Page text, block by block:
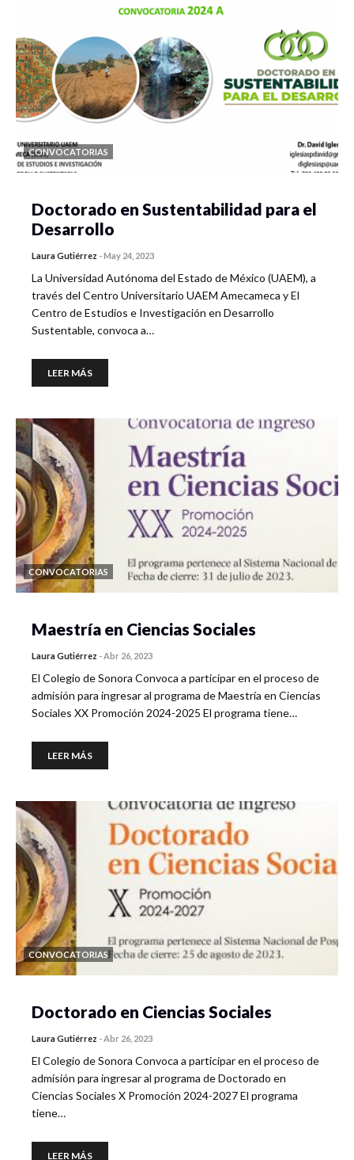
CONVOCATORIAS
Doctorado en Sustentabilidad para el
Desarrollo
Laura Gutiérrez -May 24, 2023
La Universidad Autónoma del Estado de México (UAEM), a
través del Centro Universitario UAEM Amecameca y El
Centro de Estudios e Investigación en Desarrollo
Sustentable, convoca a…
LEER MÁS
CONVOCATORIAS
Maestría en Ciencias Sociales
Laura Gutiérrez -Abr 26, 2023
El Colegio de Sonora Convoca a participar en el proceso de
admisión para ingresar al programa de Maestría en Ciencias
Sociales XX Promoción 2024-2025 El programa tiene…
LEER MÁS
CONVOCATORIAS
Doctorado en Ciencias Sociales
Laura Gutiérrez -Abr 26, 2023
El Colegio de Sonora Convoca a participar en el proceso de
admisión para ingresar al programa de Doctorado en
Ciencias Sociales X Promoción 2024-2027 El programa
tiene…
LEER MÁS